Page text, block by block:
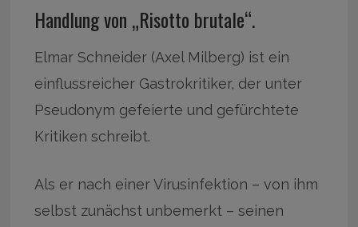
Handlung von „Risotto brutale“.
Elmar Schneider (Axel Milberg) ist ein
einflussreicher Gastrokritiker, der unter
Pseudonym gefeierte und gefürchtete
Kritiken schreibt.
Als er nach einer Virusinfektion – von ihm
selbst zunächst unbemerkt – seinen